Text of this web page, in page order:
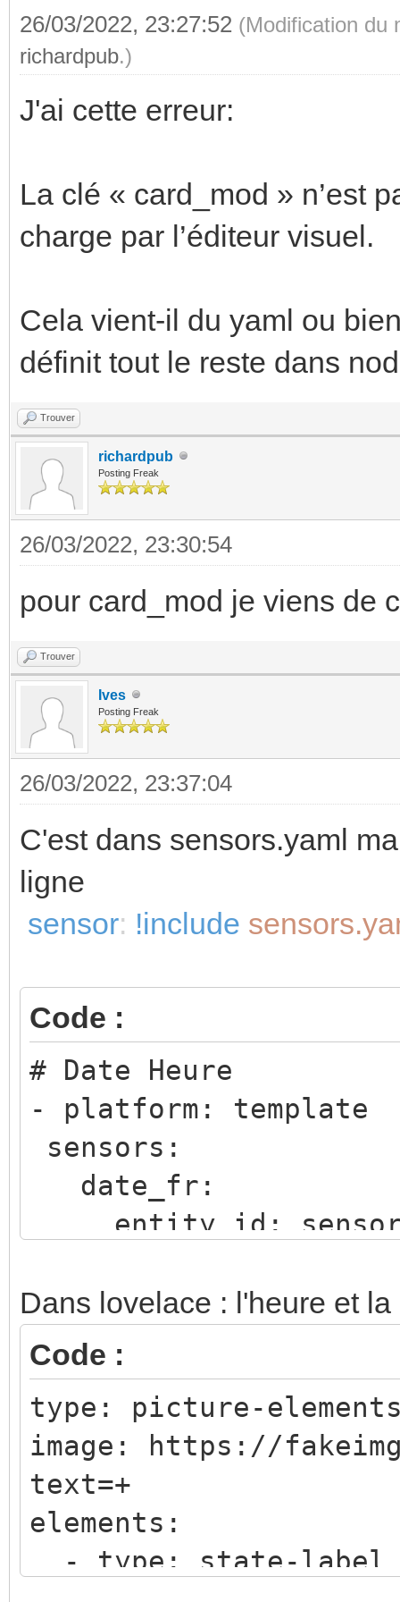
26/03/2022, 23:27:52 (Modification du
richardpub.)
J'ai cette erreur:
La clé « card_mod » n’est
charge par l’éditeur visuel.
Cela vient-il du yaml ou
définit tout le reste dans
Trouver
richardpub
Posting Freak
26/03/2022, 23:30:54
pour card_mod je viens de
Trouver
Ives
Posting Freak
26/03/2022, 23:37:04
C'est dans sensors.yaml
ligne
sensor: !include
Code :
# Date Heure
- platform: template
sensors:
date_fr:
entity_id:
{% set months =
"Mars", "Avril",
"Août", "Septembre",
"Decembre"] %}
{% set days =
"Mercredi", "Jeudi",
"Dimanche"] %}
{{
Dans lovelace : l'heure et la
Code :
type: picture-
image: https://
text=+
elements:
- type: state-label